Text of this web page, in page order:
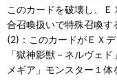
このカードを破壊し、
合召喚扱いで特殊召喚す
(2)：このカードがＥＸ
「獄神影獣－ネルヴェ
メギア」モンスター１体